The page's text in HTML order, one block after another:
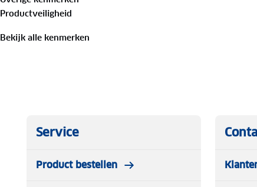
Of je nu door het bos, de duinen of de bergen trekt,
bewegingsvrijheid en is eenvoudig op te vouwen in je
veranderende weersomstandigheden.
✓ Lichtgewicht en ademend
✓ Sneldrogend materiaal
Productveiligheid
Bekijk alle kenmerken
Service
Product bestellen